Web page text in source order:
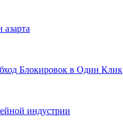
Блокировок в Один Клик
индустрии